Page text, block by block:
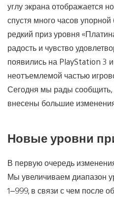
углу экрана отображается
спустя много часов
редкий приз уровня
радость и чувство
появились на PlayStation 3 и
неотъемлемой частью
Сегодня мы рады сообщить,
внесены большие
Новые уровни
В первую очередь
Мы увеличиваем диапазон
1–999, в связи с чем после